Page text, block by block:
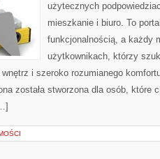
użytecznych
mieszkanie i biuro. To
funkcjonalnością, a każdy
użytkownikach, którzy
i szeroko rozumianego
została stworzona dla osób, które